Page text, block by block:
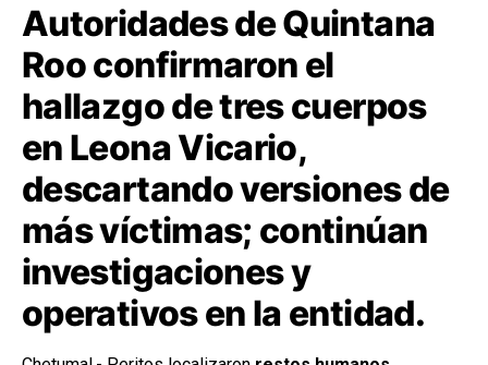
Autoridades de Quintana
Roo confirmaron el
hallazgo de tres cuerpos
en Leona Vicario,
descartando versiones de
más víctimas; continúan
investigaciones y
operativos en la entidad.